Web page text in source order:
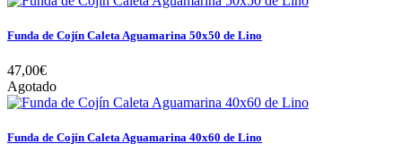
Funda de Cojín Caleta Aguamarina 50x50 de Lino
47,00€
Agotado
Funda de Cojín Caleta Aguamarina 40x60 de Lino